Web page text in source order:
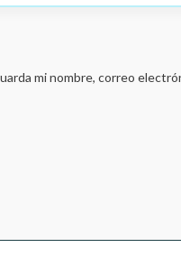
mi nombre, correo